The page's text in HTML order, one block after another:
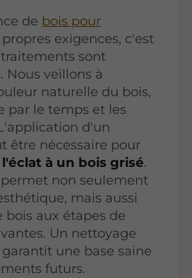
de bois pour
propres exigences, c'est
sont
Nous veillons à
naturelle du bois,
par le temps et les
d'un
être nécessaire pour
à un bois grisé.
permet non seulement
mais aussi
bois aux étapes de
Un nettoyage
une base saine
futurs.